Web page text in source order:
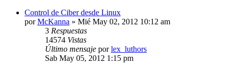
Control de Ciber desde Linux
porMcKanna » Mié May 02, 2012 10:12 am
3 Respuestas
14574 Vistas
Último mensaje porlex_luthors
Sab May 05, 2012 1:15 pm